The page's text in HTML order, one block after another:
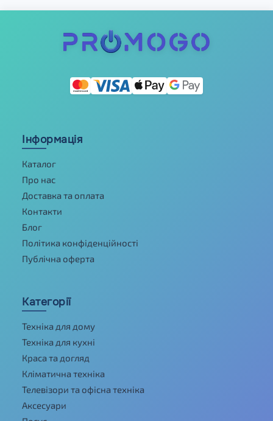
Інформація
Каталог
Про нас
Доставка та оплата
Контакти
Блог
Політика конфіденційності
Публічна оферта
Категорії
Техніка для дому
Техніка для кухні
Краса та догляд
Кліматична техніка
Телевізори та офісна техніка
Аксесуари